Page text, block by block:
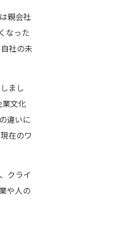
親会社
なった
社の未
まし
文化
違いに
在のワ
クライ
や人の